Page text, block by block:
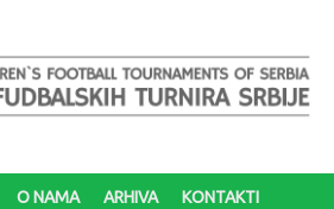
O NAMA ARHIVA KONTAKTI